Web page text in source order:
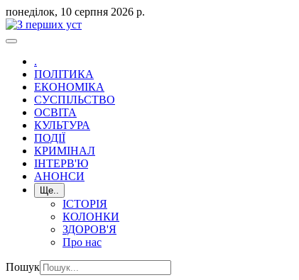
понеділок, 10 серпня 2026 р.
.
ПОЛІТИКА
ЕКОНОМІКА
СУСПІЛЬСТВО
ОСВІТА
КУЛЬТУРА
ПОДІЇ
КРИМІНАЛ
ІНТЕРВ'Ю
АНОНСИ
Ще..
ІСТОРІЯ
КОЛОНКИ
ЗДОРОВ'Я
Про нас
Пошук